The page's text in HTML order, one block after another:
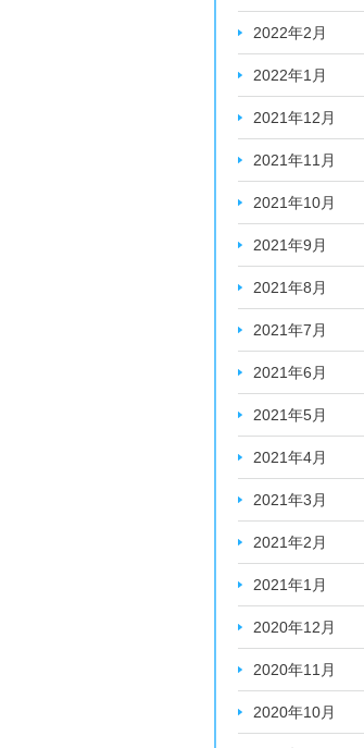
2022年2月
2022年1月
2021年12月
2021年11月
2021年10月
2021年9月
2021年8月
2021年7月
2021年6月
2021年5月
2021年4月
2021年3月
2021年2月
2021年1月
2020年12月
2020年11月
2020年10月